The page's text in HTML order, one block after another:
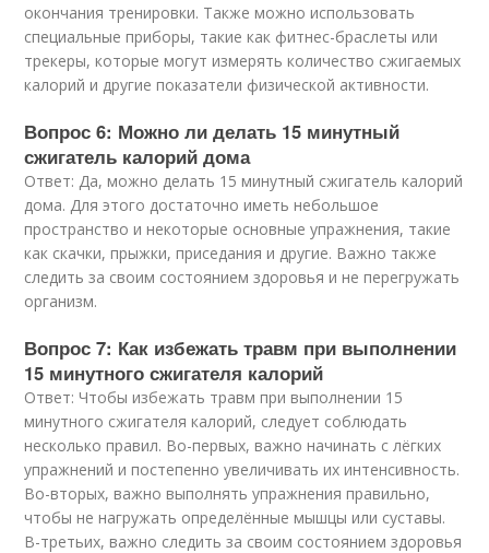
окончания тренировки. Также можно использовать
специальные приборы, такие как фитнес-браслеты или
трекеры, которые могут измерять количество сжигаемых
калорий и другие показатели физической активности.
Вопрос 6: Можно ли делать 15 минутный
сжигатель калорий дома
Ответ: Да, можно делать 15 минутный сжигатель калорий
дома. Для этого достаточно иметь небольшое
пространство и некоторые основные упражнения, такие
как скачки, прыжки, приседания и другие. Важно также
следить за своим состоянием здоровья и не перегружать
организм.
Вопрос 7: Как избежать травм при выполнении
15 минутного сжигателя калорий
Ответ: Чтобы избежать травм при выполнении 15
минутного сжигателя калорий, следует соблюдать
несколько правил. Во-первых, важно начинать с лёгких
упражнений и постепенно увеличивать их интенсивность.
Во-вторых, важно выполнять упражнения правильно,
чтобы не нагружать определённые мышцы или суставы.
В-третьих, важно следить за своим состоянием здоровья